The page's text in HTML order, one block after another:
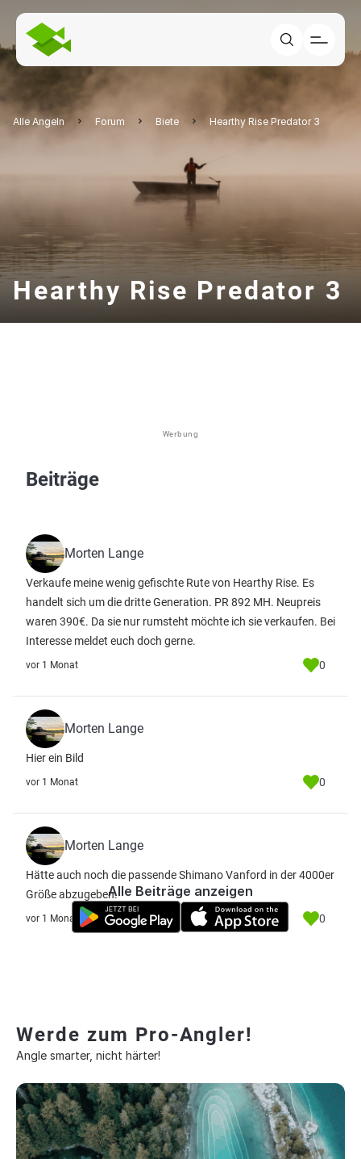
Alle Angeln Forum Biete Hearthy Rise Predator 3
Hearthy Rise Predator 3
Werbung
Beiträge
Morten Lange
Verkaufe meine wenig gefischte Rute von Hearthy Rise. Es
handelt sich um die dritte Generation. PR 892 MH. Neupreis
waren 390€. Da sie nur rumsteht möchte ich sie verkaufen. Bei
Interesse meldet euch doch gerne.
vor 1 Monat 0
Morten Lange
Hier ein Bild
vor 1 Monat 0
Morten Lange
Hätte auch noch die passende Shimano Vanford in der 4000er
Größe abzugeben.
vor 1 Monat 0
Alle Beiträge anzeigen
Werde zum Pro-Angler!
Angle smarter, nicht härter!